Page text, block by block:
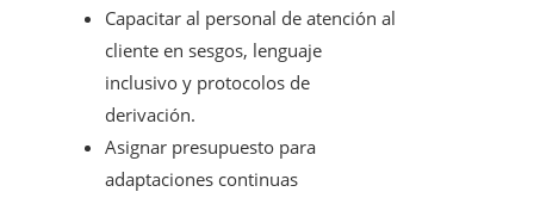
Capacitar al personal de atención al
cliente en sesgos, lenguaje
inclusivo y protocolos de
derivación.
Asignar presupuesto para
adaptaciones continuas